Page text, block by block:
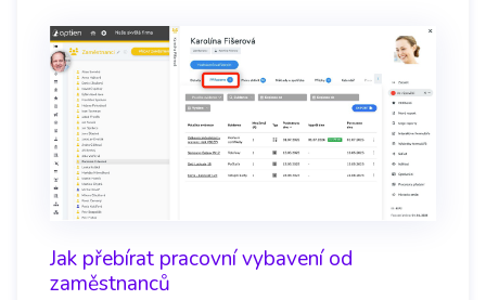
Jak přebírat pracovní vybavení od
zaměstnanců